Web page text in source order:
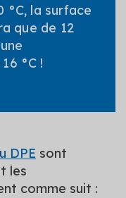
la surface
que de 12
°C !
DPE sont
les
comme suit :